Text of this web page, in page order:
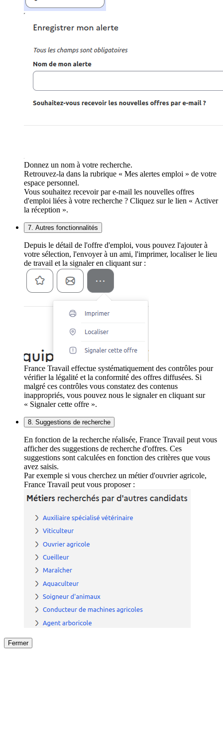
Donnez un nom à votre recherche.
Retrouvez-la dans la rubrique « Mes alertes emploi » de votre
espace personnel.
Vous souhaitez recevoir par e-mail les nouvelles offres
d'emploi liées à votre recherche ? Cliquez sur le lien « Activer
la réception ».
7. Autres fonctionnalités
Depuis le détail de l'offre d'emploi, vous pouvez l'ajouter à
votre sélection, l'envoyer à un ami, l'imprimer, localiser le lieu
de travail et la signaler en cliquant sur :
France Travail effectue systématiquement des contrôles pour
vérifier la légalité et la conformité des offres diffusées. Si
malgré ces contrôles vous constatez des contenus
inappropriés, vous pouvez nous le signaler en cliquant sur
« Signaler cette offre ».
8. Suggestions de recherche
En fonction de la recherche réalisée, France Travail peut vous
afficher des suggestions de recherche d'offres. Ces
suggestions sont calculées en fonction des critères que vous
avez saisis.
Par exemple si vous cherchez un métier d'ouvrier agricole,
France Travail peut vous proposer :
Fermer